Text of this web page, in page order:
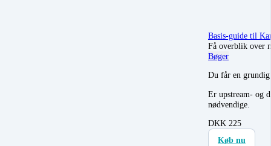
Basis-guide til
Få overblik over
Bøger
Du får en
Er upstream- og
nødvendige.
DKK 225
Køb nu